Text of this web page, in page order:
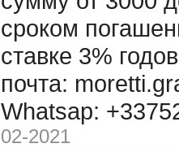
сроком
ставке 3%
почта:
Whatsap:
02-2021